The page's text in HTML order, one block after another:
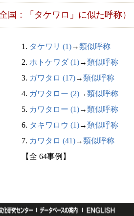
全国：「タケワロ」に似た呼称）
1. タケワリ (1)→類似呼称
2. ホトケワダ (1)→類似呼称
3. ガワタロ (17)→類似呼称
4. ガワタロー (2)→類似呼称
5. カワタロー (1)→類似呼称
6. タキワロウ (1)→類似呼称
7. カワタロ (41)→類似呼称
【全 64事例】